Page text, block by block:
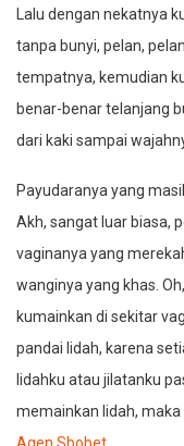
Lalu dengan nekatnya
tanpa bunyi, pelan,
tempatnya, kemudian
benar-benar telanjang
dari kaki sampai
Payudaranya yang
Akh, sangat luar biasa,
vaginanya yang
wanginya yang khas.
kumainkan di sekitar
pandai lidah, karena
lidahku atau jilatanku
memainkan lidah,